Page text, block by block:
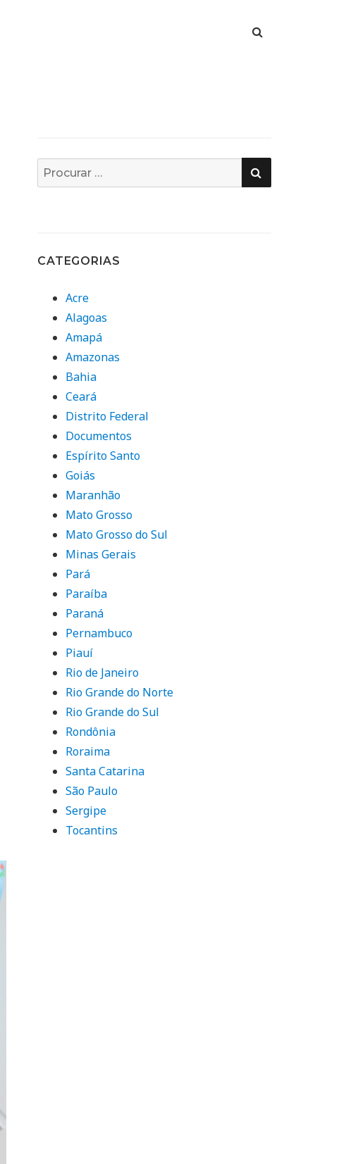
Busca
por:
PESQUISA
CATEGORIAS
Acre
Alagoas
Amapá
Amazonas
Bahia
Ceará
Distrito Federal
Documentos
Espírito Santo
Goiás
Maranhão
Mato Grosso
Mato Grosso do Sul
Minas Gerais
Pará
Paraíba
Paraná
Pernambuco
Piauí
Rio de Janeiro
Rio Grande do Norte
Rio Grande do Sul
Rondônia
Roraima
Santa Catarina
São Paulo
Sergipe
Tocantins